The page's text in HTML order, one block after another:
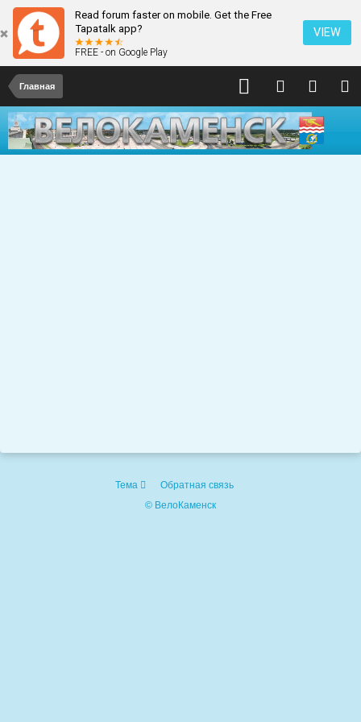
Read forum faster on mobile. Get the Free
Tapatalk app?
FREE - on Google Play
VIEW
Главная
Тема
Обратная связь
© ВелоКаменск